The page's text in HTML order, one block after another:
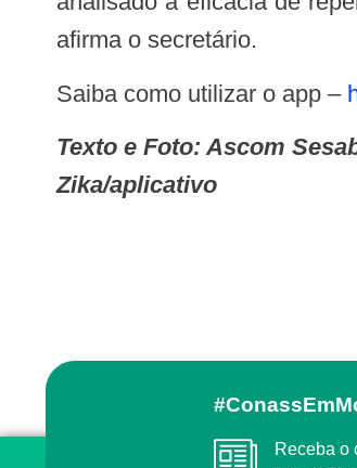
afirma o secretário.
Saiba como utilizar o app –
Texto e Foto: Ascom
Zika/aplicativo
Receba o conteúdo semanal do Conass com as